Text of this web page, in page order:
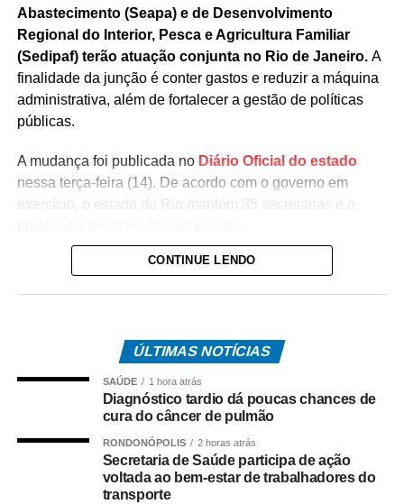
Abastecimento (Seapa) e de Desenvolvimento
Regional do Interior, Pesca e Agricultura Familiar
(Sedipaf) terão atuação conjunta no Rio de Janeiro. A
finalidade da junção é conter gastos e reduzir a máquina
administrativa, além de fortalecer a gestão de políticas
públicas.
A mudança foi publicada no Diário Oficial do estado
nessa terça-feira (14). De acordo com o governo em
exercício, o estado do Rio mantém 35 secretarias e o
Com a reorganização, a Secretaria de Estado de
veterinário Ricardo Augusto Rosa Mansur.
Com a junção, um único órgão ficará responsável pelo
planejamento, coordenação, execução e
acompanhamento de ações nas áreas de agricultura,
pecuária, pesca, aquicultura, abastecimento, agricultura
familiar e desenvolvimento regional.
CONTINUE LENDO
ÚLTIMAS NOTÍCIAS
SAÚDE 1 hora atrás
Diagnóstico tardio dá poucas chances de
cura do câncer de pulmão
RONDONÓPOLIS 2 horas atrás
Secretaria de Saúde participa de ação
voltada ao bem-estar de trabalhadores do
transporte